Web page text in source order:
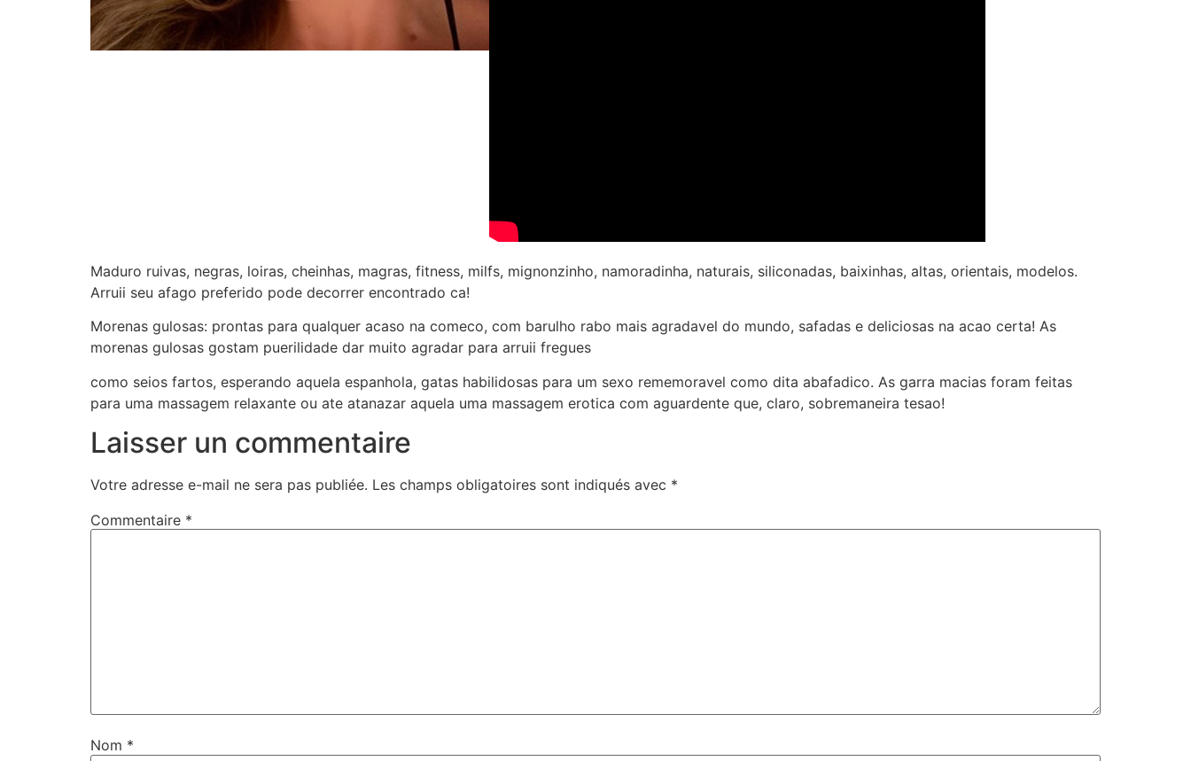
Maduro ruivas, negras, loiras, cheinhas, magras, fitness, milfs, mignonzinho, namoradinha, naturais, siliconadas, baixinhas, altas, orientais, modelos.
Arruii seu afago preferido pode decorrer encontrado ca!
Morenas gulosas: prontas para qualquer acaso na comeco, com barulho rabo mais agradavel do mundo, safadas e deliciosas na acao certa! As
morenas gulosas gostam puerilidade dar muito agradar para arruii fregues
como seios fartos, esperando aquela espanhola, gatas habilidosas para um sexo rememoravel como dita abafadico. As garra macias foram feitas
para uma massagem relaxante ou ate atanazar aquela uma massagem erotica com aguardente que, claro, sobremaneira tesao!
Laisser un commentaire
Votre adresse e-mail ne sera pas publiée. Les champs obligatoires sont indiqués avec *
Commentaire *
Nom *